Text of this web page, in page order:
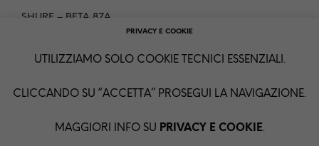
SHURE – BETA 87A
PRIVACY E COOKIE
UTILIZZIAMO SOLO COOKIE TECNICI ESSENZIALI.
CLICCANDO SU “ACCETTA” PROSEGUI LA NAVIGAZIONE.
MAGGIORI INFO SU PRIVACY E COOKIE.